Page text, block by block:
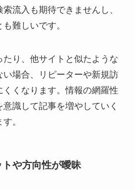
流入も期待できませんし、
難しいです。
たり、他サイトと似たような
場合、リピーターや新規訪
くくなります。情報の網羅性
識して記事を増やしていく
。
や方向性が曖昧